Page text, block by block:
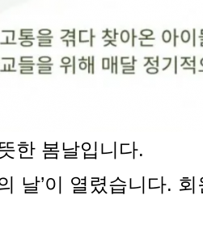
한 봄날입니다.
날’이 열렸습니다.